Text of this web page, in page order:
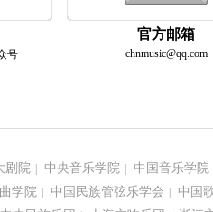
号
官方邮箱
chnmusic@qq.com
剧院 中央音乐学院
中国音乐学院
学院 中国民族管弦乐学会
中国